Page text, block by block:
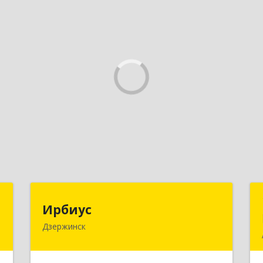
Ирбиус
Дзержинск